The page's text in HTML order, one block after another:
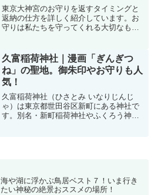
東京大神宮のお守りを返すタイミングと
返納の仕方を詳しく紹介しています。お
守りは私たちを守ってくれる大切なもの
の素朴な疑問を解消できます。
久富稲荷神社｜漫画「ぎんぎつ
ね」の聖地。御朱印やお守りも人
気！
久富稲荷神社（ひさとみ いなりじんじ
ゃ）は東京都世田谷区新町にある神社で
す。別名・新町稲荷神社やふくろう神社
海や湖に浮かぶ鳥居ベスト７！いま行き
たい神秘の絶景おススメの場所！